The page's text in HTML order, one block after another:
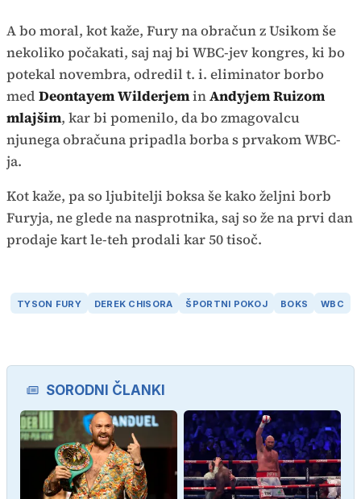
A bo moral, kot kaže, Fury na obračun z Usikom še
nekoliko počakati, saj naj bi WBC-jev kongres, ki bo
potekal novembra, odredil t. i. eliminator borbo
med Deontayem WilderjeminAndyjem Ruizom
mlajšim, kar bi pomenilo, da bo zmagovalcu
njunega obračuna pripadla borba s prvakom WBC-
ja.
Kot kaže, pa so ljubitelji boksa še kako željni borb
Furyja, ne glede na nasprotnika, saj so že na prvi dan
prodaje kart le-teh prodali kar 50 tisoč.
TYSON FURY DEREK CHISORA ŠPORTNI POKOJ BOKS WBC
SORODNI ČLANKI